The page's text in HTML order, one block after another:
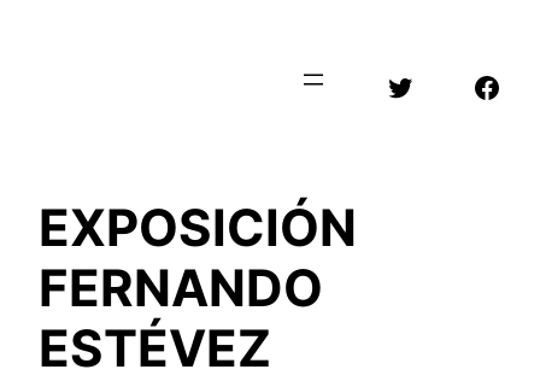
Twitter
EXPOSICIÓN
FERNANDO
ESTÉVEZ